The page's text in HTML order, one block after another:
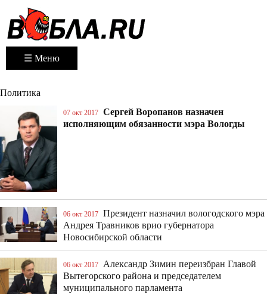
☰ Меню
Политика
07 окт 2017 Сергей Воропанов назначен
исполняющим обязанности мэра Вологды
06 окт 2017 Президент назначил вологодского мэра
Андрея Травников врио губернатора
Новосибирской области
06 окт 2017
Александр Зимин переизбран Главой
Вытегорского района и председателем
муниципального парламента